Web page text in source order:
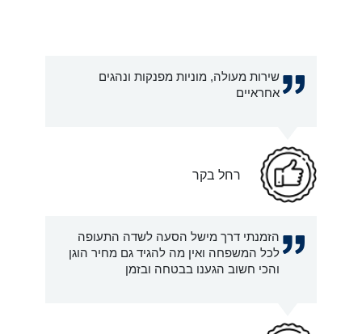
שירות מעולה, מוניות מפנקות ונהגים
אחראיים
רחל בקר
הזמנתי דרך מישל הסעה לשדה התעופה
לכל המשפחה ואין מה להגיד גם מחיר הוגן
והכי חשוב הגענו בבטחה ובזמן